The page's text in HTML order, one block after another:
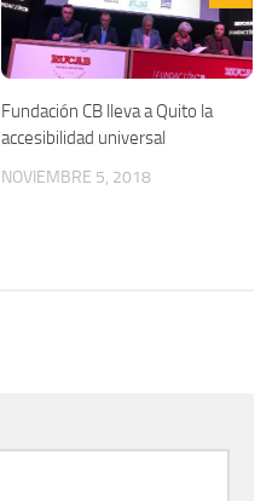
Fundación CB lleva a Quito la
accesibilidad universal
NOVIEMBRE 5, 2018